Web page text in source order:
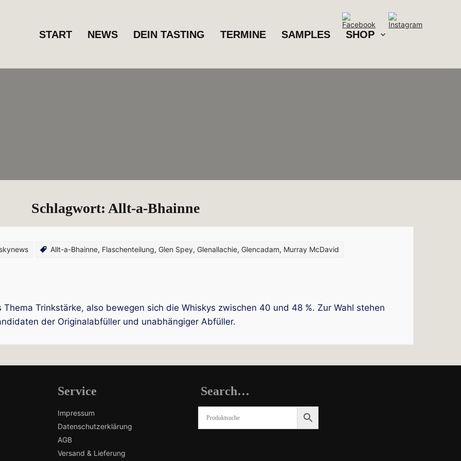
START NEWS DEIN TASTING TERMINE SAMPLES SHOP
Schlagwort: Allt-a-Bhainne
Allt-a-Bhainne, Flaschenteilung, Glen Spey, Glenallachie, Glencadam, Murray McDavid
Thema Trinkstärke, also bewegen sich die Whiskys zwischen 40 und 48 %. Zur Wahl stehen
der Originalabfüller und unabhängiger Abfüller.
Service
Impressum
Datenschutzerklärung
AGB
Versand & Lieferung
Search…